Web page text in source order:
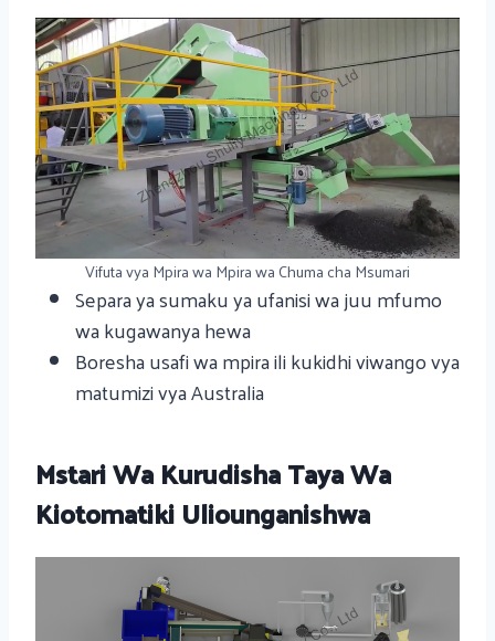
Vifuta vya Mpira wa Mpira wa Chuma cha Msumari
Separa ya sumaku ya ufanisi wa juu mfumo
wa kugawanya hewa
Boresha usafi wa mpira ili kukidhi viwango vya
matumizi vya Australia
Mstari Wa Kurudisha Taya Wa
Kiotomatiki Uliounganishwa